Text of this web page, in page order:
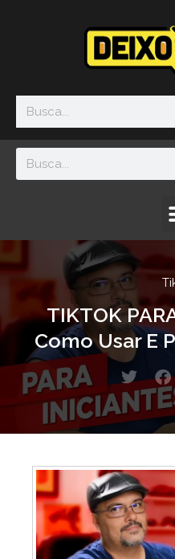
Search
Search
TIKTOK
Como Usar E
T
w
i
t
r
F
a
c
e
o
k